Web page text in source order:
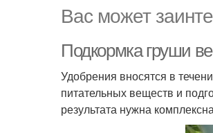
Вас может
Подкормка груши
Удобрения вносятся в
питательных веществ и
результата нужна